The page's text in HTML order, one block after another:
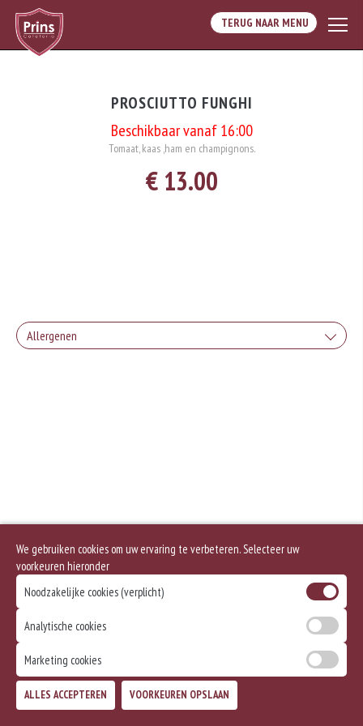
TERUG NAAR MENU
PROSCIUTTO FUNGHI
Beschikbaar vanaf 16:00
Tomaat, kaas ,ham en champignons.
€ 13.00
Allergenen
We gebruiken cookies om uw ervaring te verbeteren. Selecteer uw
voorkeuren hieronder
Noodzakelijke cookies (verplicht)
Analytische cookies
Marketing cookies
ALLES ACCEPTEREN VOORKEUREN OPSLAAN